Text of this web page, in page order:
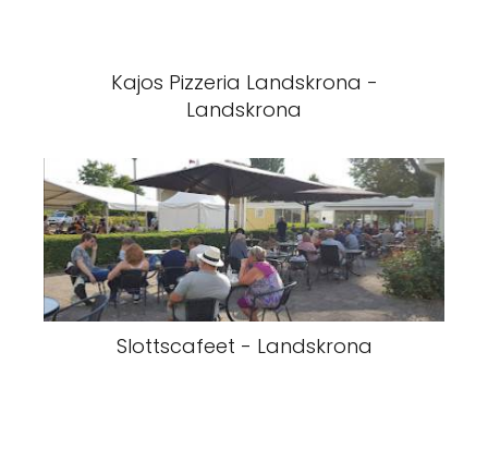
Kajos Pizzeria Landskrona -
Landskrona
Slottscafeet - Landskrona